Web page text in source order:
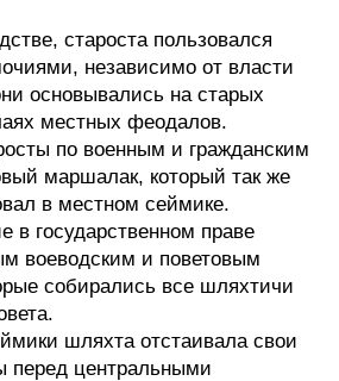
староста пользовался
независимо от власти
основывались на старых
местных феодалов.
по военным и гражданским
маршалак, который так же
в местном сеймике.
в государственном праве
воеводским и поветовым
собирались все шляхтичи
шляхта отстаивала свои
перед центральными